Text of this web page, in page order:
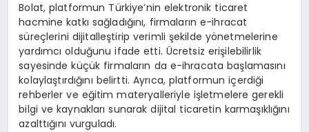
Bolat, platformun Türkiye’nin elektronik ticaret
hacmine katkı sağladığını, firmaların e-ihracat
süreçlerini dijitalleştirip verimli şekilde yönetmelerine
yardımcı olduğunu ifade etti. Ücretsiz erişilebilirlik
sayesinde küçük firmaların da e-ihracata başlamasını
kolaylaştırdığını belirtti. Ayrıca, platformun içerdiği
rehberler ve eğitim materyalleriyle işletmelere gerekli
bilgi ve kaynakları sunarak dijital ticaretin karmaşıklığını
azalttığını vurguladı.